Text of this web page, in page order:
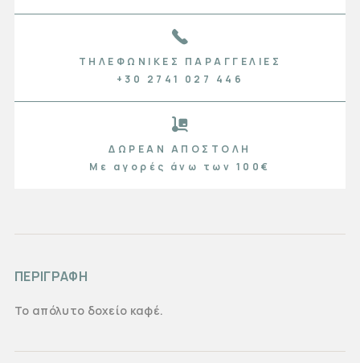
ΠΕΡΙΓΡΑΦΗ
Το απόλυτο δοχείο καφέ.
ΤΗΛΕΦΩΝΙΚΈΣ ΠΑΡΑΓΓΕΛΊΕΣ
+30 2741 027 446
ΔΩΡΕΆΝ ΑΠΟΣΤΟΛΉ
Με αγορές άνω των 100€